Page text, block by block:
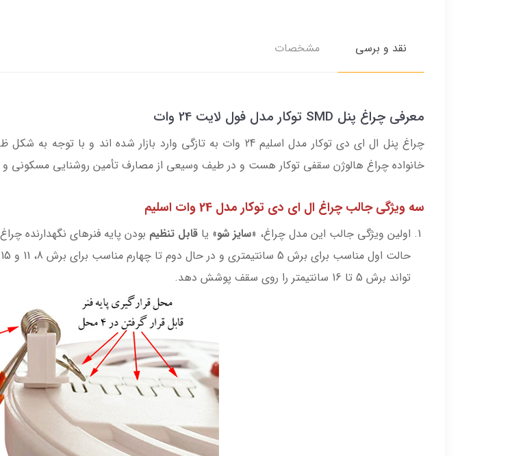
نقد و برسی مشخصات
معرفی چراغ پنل SMD توکار مدل فول لایت 24 وات
چراغ پنل ال ای دی توکار مدل اسلیم 24 وات به تازگی وارد بازار شده
خانواده چراغ هالوژن سقفی توکار هست و در طیف وسیعی از مصارف تأمین روشنایی مسکونی و
سه ویژگی جالب چراغ ال ای دی توکار مدل 24 وات اسلیم
اولین ویژگی جالب این مدل چراغ، «سایز شو» یا قابل تنظیم بودن پایه فنرهای نگهدارنده
تواند برش 5 تا 16 سانتیمتر را روی سقف پوشش دهد.